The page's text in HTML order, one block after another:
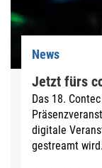
News
Jetzt fürs
Das 18.
digitale
gestreamt wird.